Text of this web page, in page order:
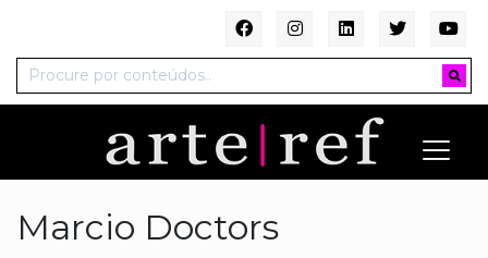
Marcio Doctors